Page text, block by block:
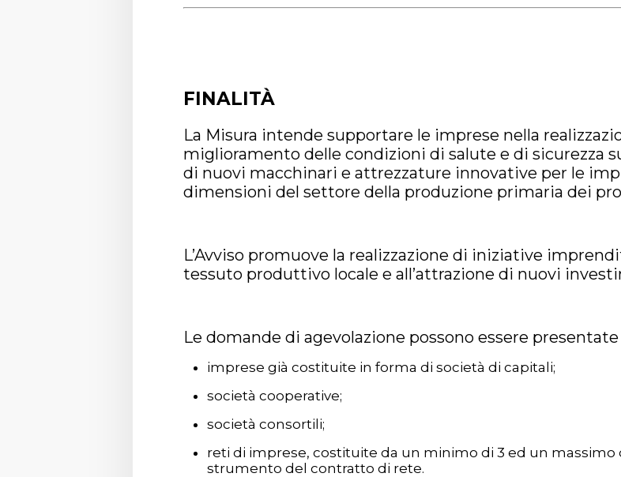
FINALITÀ
La Misura intende supportare le imprese nella
miglioramento delle condizioni di salute e di sicurezza
di nuovi macchinari e attrezzature innovative per le
dimensioni del settore della produzione primaria dei
L’Avviso promuove la realizzazione di iniziative
tessuto produttivo locale e all’attrazione di nuovi
Le domande di agevolazione possono essere presentate
imprese già costituite in forma di società di capitali;
società cooperative;
società consortili;
reti di imprese, costituite da un minimo di 3 ed un
strumento del contratto di rete.